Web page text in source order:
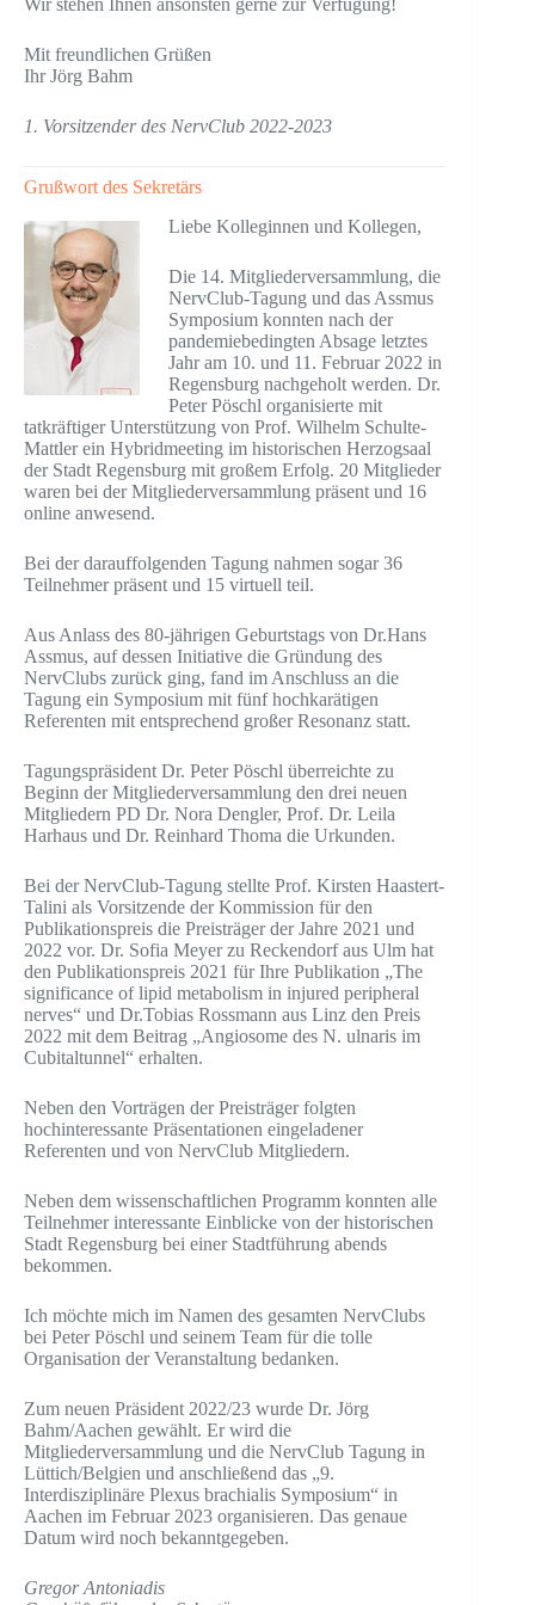
Mit freundlichen Grüßen
Ihr Jörg Bahm
1. Vorsitzender des NervClub 2022-2023
Grußwort des Sekretärs
Liebe Kolleginnen und Kollegen,
Die 14. Mitgliederversammlung, die
NervClub-Tagung und das Assmus
Symposium konnten nach der
pandemiebedingten Absage letztes
Jahr am 10. und 11. Februar 2022 in
Regensburg nachgeholt werden. Dr.
Peter Pöschl organisierte mit
tatkräftiger Unterstützung von Prof. Wilhelm Schulte-
Mattler ein Hybridmeeting im historischen Herzogsaal
der Stadt Regensburg mit großem Erfolg. 20 Mitglieder
waren bei der Mitgliederversammlung präsent und 16
online anwesend.
Bei der darauffolgenden Tagung nahmen sogar 36
Teilnehmer präsent und 15 virtuell teil.
Aus Anlass des 80-jährigen Geburtstags von Dr.Hans
Assmus, auf dessen Initiative die Gründung des
NervClubs zurück ging, fand im Anschluss an die
Tagung ein Symposium mit fünf hochkarätigen
Referenten mit entsprechend großer Resonanz statt.
Tagungspräsident Dr. Peter Pöschl überreichte zu
Beginn der Mitgliederversammlung den drei neuen
Mitgliedern PD Dr. Nora Dengler, Prof. Dr. Leila
Harhaus und Dr. Reinhard Thoma die Urkunden.
Bei der NervClub-Tagung stellte Prof. Kirsten Haastert-
Talini als Vorsitzende der Kommission für den
Publikationspreis die Preisträger der Jahre 2021 und
2022 vor. Dr. Sofia Meyer zu Reckendorf aus Ulm hat
den Publikationspreis 2021 für Ihre Publikation „The
significance of lipid metabolism in injured peripheral
nerves“ und Dr.Tobias Rossmann aus Linz den Preis
2022 mit dem Beitrag „Angiosome des N. ulnaris im
Cubitaltunnel“ erhalten.
Neben den Vorträgen der Preisträger folgten
hochinteressante Präsentationen eingeladener
Referenten und von NervClub Mitgliedern.
Neben dem wissenschaftlichen Programm konnten alle
Teilnehmer interessante Einblicke von der historischen
Stadt Regensburg bei einer Stadtführung abends
bekommen.
Ich möchte mich im Namen des gesamten NervClubs
bei Peter Pöschl und seinem Team für die tolle
Organisation der Veranstaltung bedanken.
Zum neuen Präsident 2022/23 wurde Dr. Jörg
Bahm/Aachen gewählt. Er wird die
Mitgliederversammlung und die NervClub Tagung in
Lüttich/Belgien und anschließend das „9.
Interdisziplinäre Plexus brachialis Symposium“ in
Aachen im Februar 2023 organisieren. Das genaue
Datum wird noch bekanntgegeben.
Gregor Antoniadis